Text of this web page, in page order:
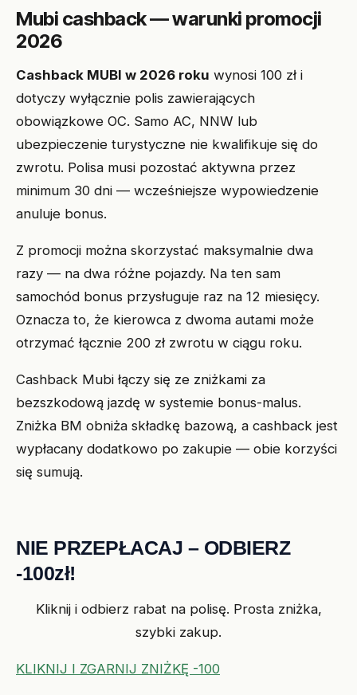
Mubi cashback — warunki promocji
2026
Cashback MUBI w 2026 roku wynosi 100 zł i
dotyczy wyłącznie polis zawierających
obowiązkowe OC. Samo AC, NNW lub
ubezpieczenie turystyczne nie kwalifikuje się do
zwrotu. Polisa musi pozostać aktywna przez
minimum 30 dni — wcześniejsze wypowiedzenie
anuluje bonus.
Z promocji można skorzystać maksymalnie dwa
razy — na dwa różne pojazdy. Na ten sam
samochód bonus przysługuje raz na 12 miesięcy.
Oznacza to, że kierowca z dwoma autami może
otrzymać łącznie 200 zł zwrotu w ciągu roku.
Cashback Mubi łączy się ze zniżkami za
bezszkodową jazdę w systemie bonus-malus.
Zniżka BM obniża składkę bazową, a cashback jest
wypłacany dodatkowo po zakupie — obie korzyści
się sumują.
NIE PRZEPŁACAJ – ODBIERZ
-100zł!
Kliknij i odbierz rabat na polisę. Prosta zniżka,
szybki zakup.
KLIKNIJ I ZGARNIJ ZNIŻKĘ -100